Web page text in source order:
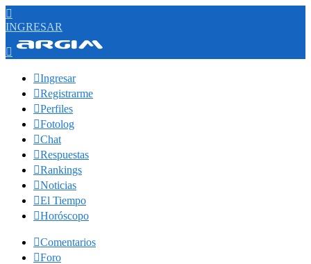

INGRESAR

Ingresar
Registrarme
Perfiles
Fotolog
Chat
Respuestas
Rankings
Noticias
El Tiempo
Horóscopo
Comentarios
Foro